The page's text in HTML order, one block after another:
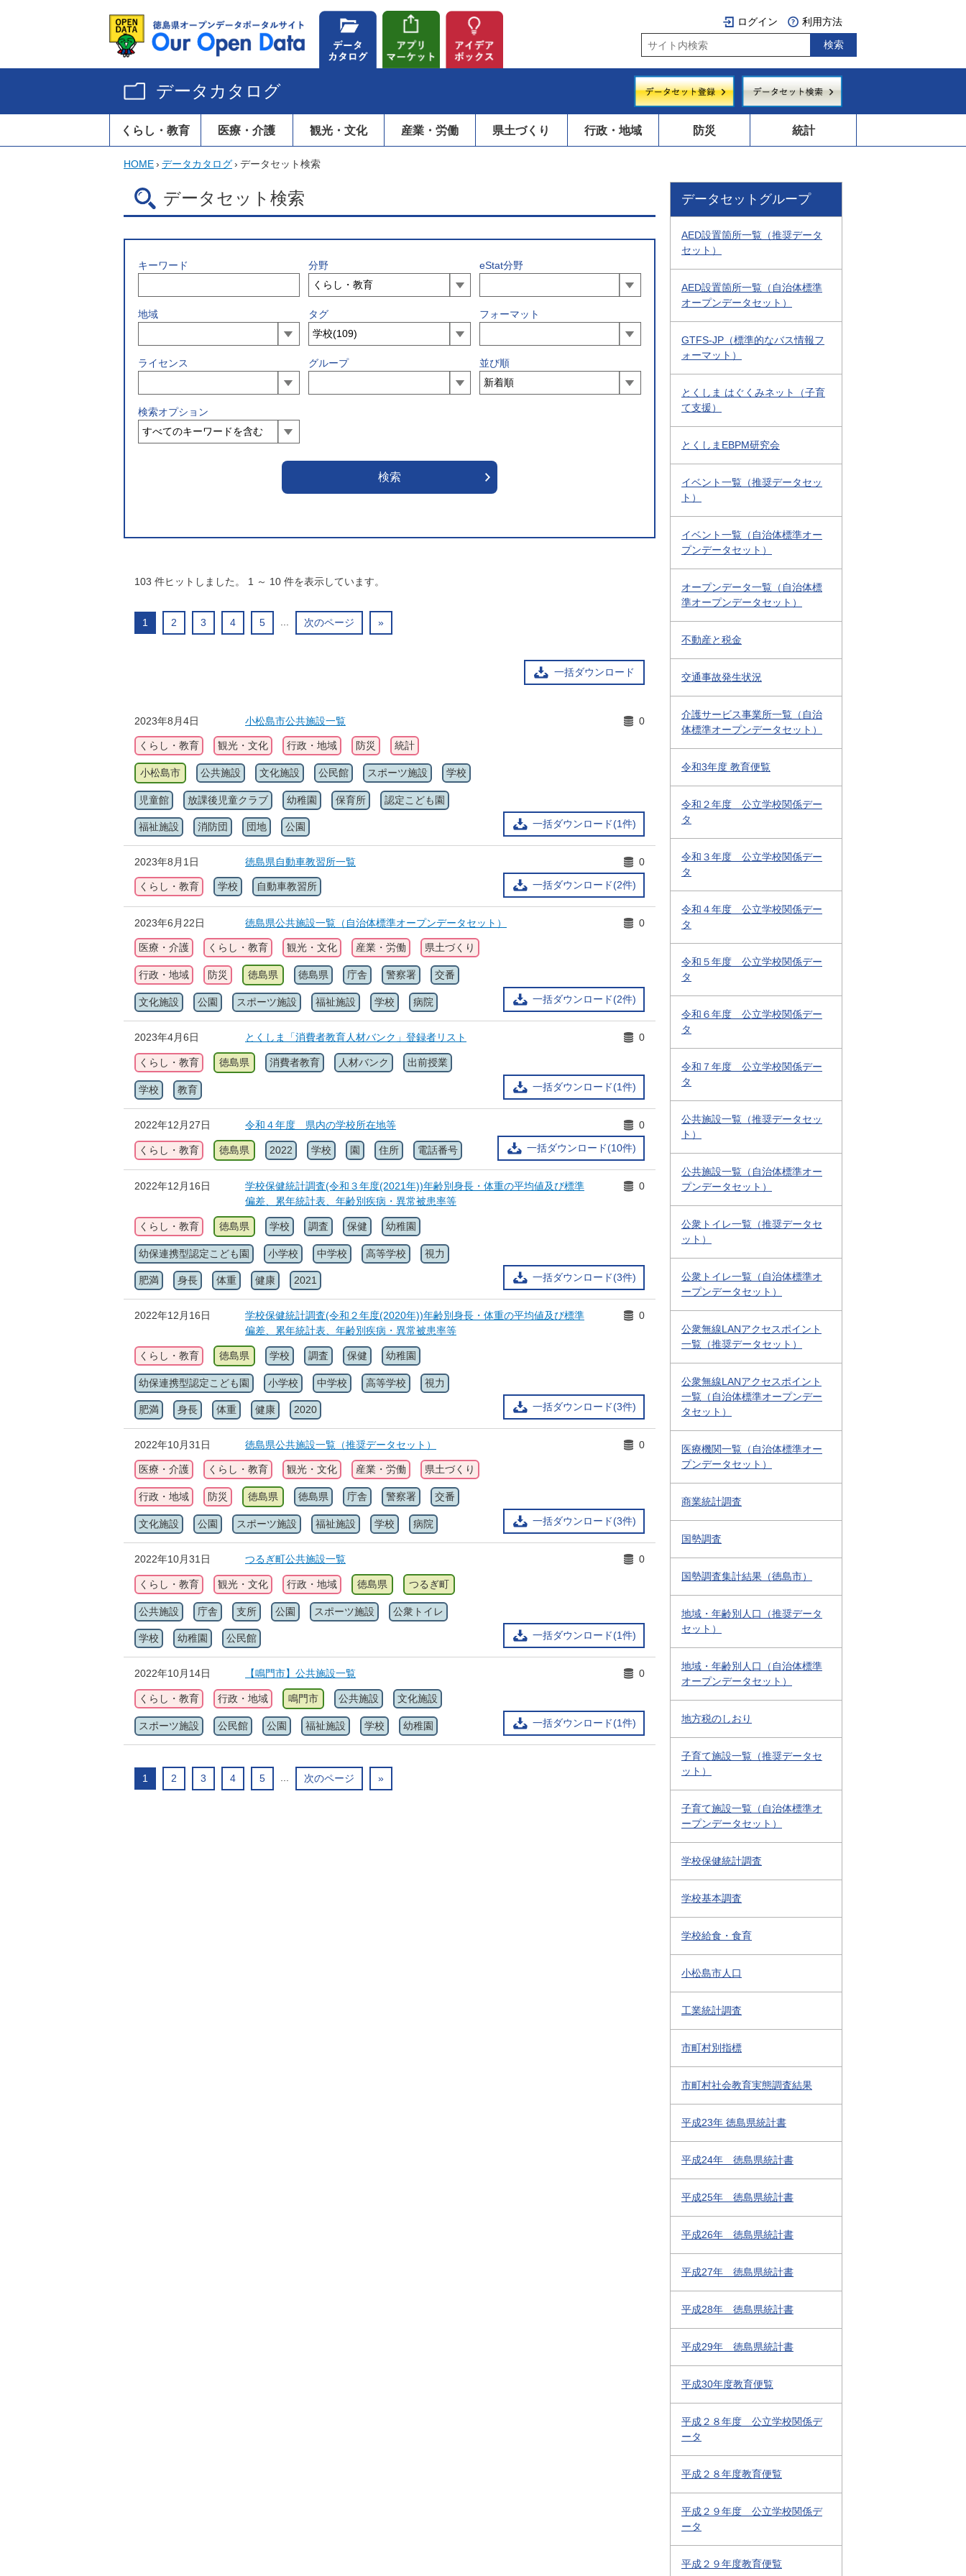
ログイン 利用方法
データカタログ
くらし・教育 医療・介護 観光・文化 産業・労働 県土づくり 行政・地域 防災 統計
HOME› データカタログ› データセット検索
データセット検索
キーワード 分野 eStat分野
地域 タグ フォーマット
ライセンス グループ 並び順
検索オプション
103 件ヒットしました。 1 ～ 10 件を表示しています。
1 2 3 4 5 ... 次のページ »
一括ダウンロード
2023年8月4日 小松島市公共施設一覧
一括ダウンロード(1件)
0
くらし・教育 観光・文化 行政・地域 防災 統計
小松島市 公共施設 文化施設 公民館 スポーツ施設 学校
児童館 放課後児童クラブ 幼稚園 保育所 認定こども園
福祉施設 消防団 団地 公園
2023年8月1日
徳島県自動車教習所一覧
一括ダウンロード(2件)
0
くらし・教育 学校 自動車教習所
2023年6月22日 徳島県公共施設一覧（自治体標準オープンデータセット）
一括ダウンロード(2件)
0
医療・介護 くらし・教育 観光・文化 産業・労働 県土づくり
行政・地域 防災 徳島県 徳島県 庁舎 警察署 交番
文化施設 公園 スポーツ施設 福祉施設 学校 病院
2023年4月6日 とくしま「消費者教育人材バンク」登録者リスト
一括ダウンロード(1件)
0
くらし・教育 徳島県 消費者教育 人材バンク 出前授業
学校 教育
2022年12月27日
令和４年度 県内の学校所在地等
一括ダウンロード(10件)
0
くらし・教育 徳島県 2022 学校 園 住所 電話番号
2022年12月16日
学校保健統計調査(令和３年度(2021年))年齢別身長・体重の平均値及び標準
偏差、累年統計表、年齢別疾病・異常被患率等
一括ダウンロード(3件)
0
くらし・教育 徳島県 学校 調査 保健 幼稚園
幼保連携型認定こども園 小学校 中学校 高等学校 視力
肥満 身長 体重 健康 2021
2022年12月16日
学校保健統計調査(令和２年度(2020年))年齢別身長・体重の平均値及び標準
偏差、累年統計表、年齢別疾病・異常被患率等
一括ダウンロード(3件)
0
くらし・教育 徳島県 学校 調査 保健 幼稚園
幼保連携型認定こども園 小学校 中学校 高等学校 視力
肥満 身長 体重 健康 2020
2022年10月31日 徳島県公共施設一覧（推奨データセット）
一括ダウンロード(3件)
0
医療・介護 くらし・教育 観光・文化 産業・労働 県土づくり
行政・地域 防災 徳島県 徳島県 庁舎 警察署 交番
文化施設 公園 スポーツ施設 福祉施設 学校 病院
2022年10月31日 つるぎ町公共施設一覧
一括ダウンロード(1件)
0
くらし・教育 観光・文化 行政・地域 徳島県 つるぎ町
公共施設 庁舎 支所 公園 スポーツ施設 公衆トイレ
学校 幼稚園 公民館
2022年10月14日 【鳴門市】公共施設一覧
一括ダウンロード(1件)
0
くらし・教育 行政・地域 鳴門市 公共施設 文化施設
スポーツ施設 公民館 公園 福祉施設 学校 幼稚園
1 2 3 4 5 ... 次のページ »
データセットグループ
AED設置箇所一覧（推奨データ
セット）
AED設置箇所一覧（自治体標準
オープンデータセット）
GTFS-JP（標準的なバス情報フ
ォーマット）
とくしま はぐくみネット（子育
て支援）
とくしまEBPM研究会
イベント一覧（推奨データセッ
ト）
イベント一覧（自治体標準オー
プンデータセット）
オープンデータ一覧（自治体標
準オープンデータセット）
不動産と税金
交通事故発生状況
介護サービス事業所一覧（自治
体標準オープンデータセット）
令和3年度 教育便覧
令和２年度 公立学校関係デー
タ
令和３年度 公立学校関係デー
タ
令和４年度 公立学校関係デー
タ
令和５年度 公立学校関係デー
タ
令和６年度 公立学校関係デー
タ
令和７年度 公立学校関係デー
タ
公共施設一覧（推奨データセッ
ト）
公共施設一覧（自治体標準オー
プンデータセット）
公衆トイレ一覧（推奨データセ
ット）
公衆トイレ一覧（自治体標準オ
ープンデータセット）
公衆無線LANアクセスポイント
一覧（推奨データセット）
公衆無線LANアクセスポイント
一覧（自治体標準オープンデー
タセット）
医療機関一覧（自治体標準オー
プンデータセット）
商業統計調査
国勢調査
国勢調査集計結果（徳島市）
地域・年齢別人口（推奨データ
セット）
地域・年齢別人口（自治体標準
オープンデータセット）
地方税のしおり
子育て施設一覧（推奨データセ
ット）
子育て施設一覧（自治体標準オ
ープンデータセット）
学校保健統計調査
学校基本調査
学校給食・食育
小松島市人口
工業統計調査
市町村別指標
市町村社会教育実態調査結果
平成23年 徳島県統計書
平成24年 徳島県統計書
平成25年 徳島県統計書
平成26年 徳島県統計書
平成27年 徳島県統計書
平成28年 徳島県統計書
平成29年 徳島県統計書
平成30年度教育便覧
平成２８年度 公立学校関係デ
ータ
平成２８年度教育便覧
平成２９年度 公立学校関係デ
ータ
平成２９年度教育便覧